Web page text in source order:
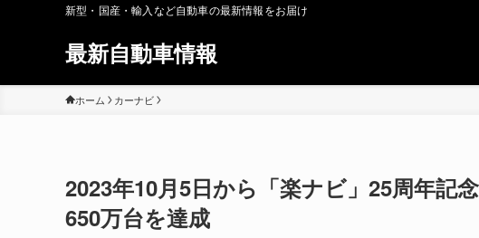
新型・国産・輸入など自動車の最新情報をお届け
最新自動車情報
ホーム カーナビ
2023年10月5日から「楽ナビ」25周年記
650万台を達成